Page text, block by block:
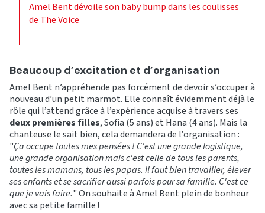
Amel Bent dévoile son baby bump dans les coulisses
de The Voice
Beaucoup d’excitation et d’organisation
Amel Bent n’appréhende pas forcément de devoir s’occuper à
nouveau d’un petit marmot. Elle connaît évidemment déjà le
rôle qui l’attend grâce à l’expérience acquise à travers ses
deux premières filles, Sofia (5 ans) et Hana (4 ans). Mais la
chanteuse le sait bien, cela demandera de l’organisation :
"Ça occupe toutes mes pensées ! C'est une grande logistique,
une grande organisation mais c'est celle de tous les parents,
toutes les mamans, tous les papas. Il faut bien travailler, élever
ses enfants et se sacrifier aussi parfois pour sa famille. C'est ce
que je vais faire." On souhaite à Amel Bent plein de bonheur
avec sa petite famille !